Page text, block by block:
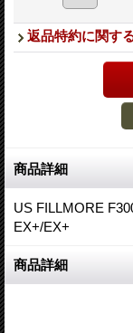
返品特約に関す
商品詳細
US FILLMORE
EX+/EX+
商品詳細